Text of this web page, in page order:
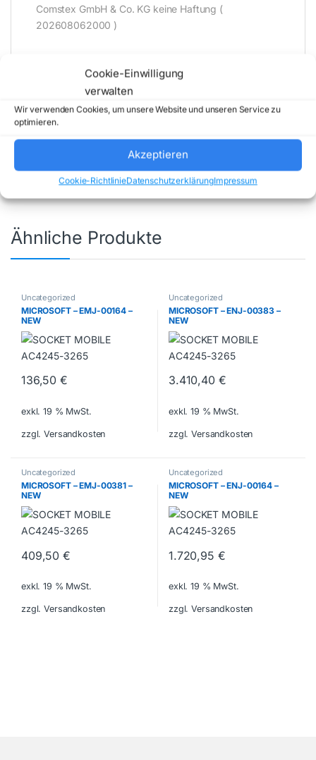
Cookie-Einwilligung
verwalten
Wir verwenden Cookies, um unsere Website und unseren Service zu
optimieren.
Akzeptieren
Cookie-RichtlinieDatenschutzerklärungImpressum
Comstex GmbH & Co. KG keine Haftung (
202608062000 )
Artikelnummer:
Uncategorized
Marke:DOORBIRD
Ähnliche Produkte
Uncategorized
MICROSOFT – EMJ-00164 –
NEW
136,50€
exkl. 19 % MwSt.
zzgl. Versandkosten
Uncategorized
MICROSOFT – ENJ-00383 –
NEW
3.410,40 €
exkl. 19 % MwSt.
zzgl. Versandkosten
Uncategorized
MICROSOFT – EMJ-00381 –
NEW
409,50€
exkl. 19 % MwSt.
zzgl. Versandkosten
Uncategorized
MICROSOFT – ENJ-00164 –
NEW
1.720,95 €
exkl. 19 % MwSt.
zzgl. Versandkosten